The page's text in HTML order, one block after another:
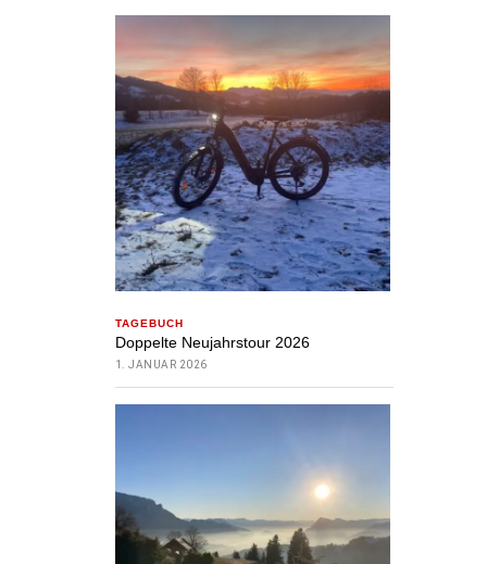
TAGEBUCH
Doppelte Neujahrstour 2026
1. JANUAR 2026